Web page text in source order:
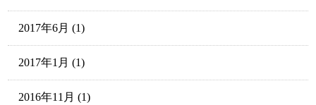
2017年6月 (1)
2017年1月 (1)
2016年11月 (1)